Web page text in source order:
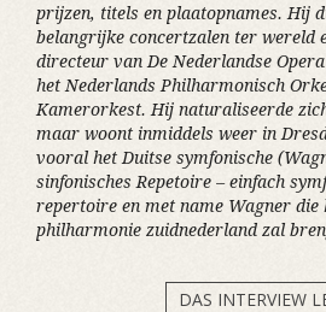
prijzen, titels en plaatopnames. Hij
belangrijke concertzalen ter wereld
directeur van De Nederlandse
het Nederlands Philharmonisch
Kamerorkest. Hij naturaliseerde
maar woont inmiddels weer in
vooral het Duitse symfonische
sinfonisches Repetoire – einfach
repertoire en met name Wagner
philharmonie zuidnederland zal
DAS INTERVIEW